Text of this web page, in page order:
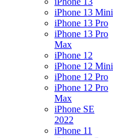
iPhone 13 Mini
iPhone 13 Pro
iPhone 13 Pro
Max
iPhone 12
iPhone 12 Mini
iPhone 12 Pro
iPhone 12 Pro
Max
iPhone SE
2022
iPhone 11